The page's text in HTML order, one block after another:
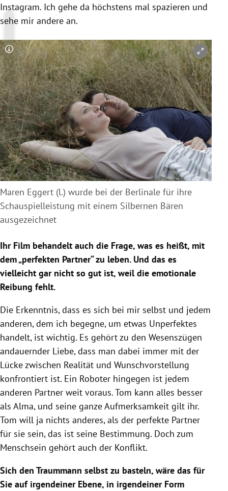
Instagram. Ich gehe da höchstens mal spazieren und
sehe mir andere an.
Copyright-Hinweis öffnen/schließen
Maren Eggert (l.) wurde bei der Berlinale für ihre
Schauspielleistung mit einem Silbernen Bären
ausgezeichnet
Ihr Film behandelt auch die Frage, was es heißt, mit
dem „perfekten Partner“ zu leben. Und das es
vielleicht gar nicht so gut ist, weil die emotionale
Reibung fehlt.
Die Erkenntnis, dass es sich bei mir selbst und jedem
anderen, dem ich begegne, um etwas Unperfektes
handelt, ist wichtig. Es gehört zu den Wesenszügen
andauernder Liebe, dass man dabei immer mit der
Lücke zwischen Realität und Wunschvorstellung
konfrontiert ist. Ein Roboter hingegen ist jedem
anderen Partner weit voraus. Tom kann alles besser
als Alma, und seine ganze Aufmerksamkeit gilt ihr.
Tom will ja nichts anderes, als der perfekte Partner
für sie sein, das ist seine Bestimmung. Doch zum
Menschsein gehört auch der Konflikt.
Sich den Traummann selbst zu basteln, wäre das für
Sie auf irgendeiner Ebene, in irgendeiner Form